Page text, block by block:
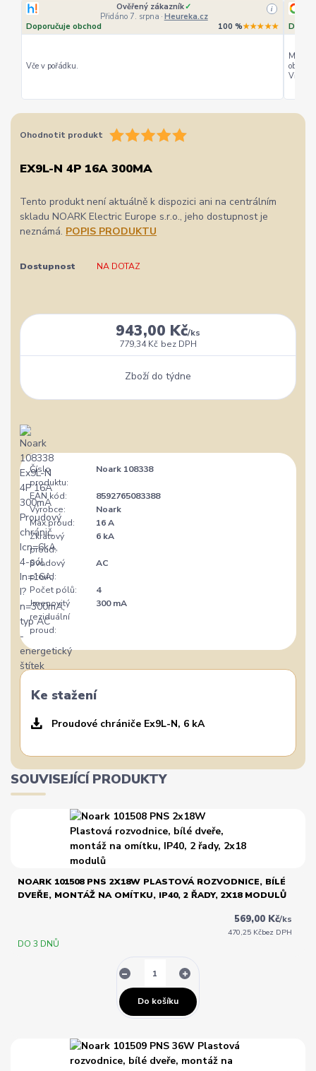
Ověřený zákazník✓
Přidáno 7. srpna·Heureka.cz
i
Doporučuje obchod 100 %★★★★★
Vče v pořádku.
Můžu
Vřele
Ohodnotit produkt
EX9L-N 4P 16A 300MA
Tento produkt není aktuálně k dispozici ani na centrálním
skladu NOARK Electric Europe s.r.o., jeho dostupnost je
neznámá. POPIS PRODUKTU
Dostupnost NA DOTAZ
943,00 Kč/ks
779,34 Kč bez DPH
Zboží do týdne
Číslo
produktu:
Noark 108338
EAN kód:
8592765083388
Výrobce:
Noark
Max.proud:
16 A
Zkratový
proud:
6 kA
Svodový
proud:
AC
Počet pólů:
4
Jmenovitý
reziduální
proud:
300 mA
Ke stažení
Proudové chrániče Ex9L-N, 6 kA
SOUVISEJÍCÍ PRODUKTY
NOARK 101508 PNS 2X18W PLASTOVÁ ROZVODNICE, BÍLÉ
DVEŘE, MONTÁŽ NA OMÍTKU, IP40, 2 ŘADY, 2X18 MODULŮ
569,00 Kč/ks
470,25 Kčbez DPH
DO 3 DNŮ
Do košíku